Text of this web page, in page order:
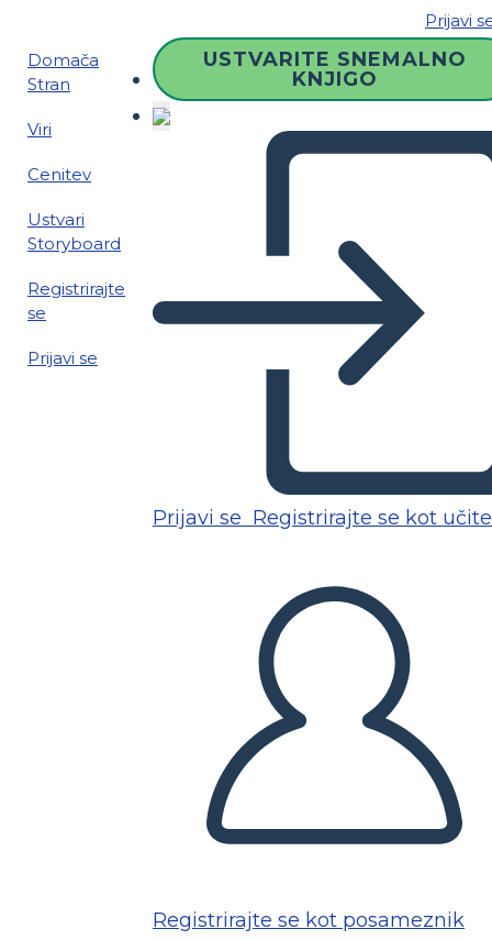
Prijavi
Domača
Stran
Viri
Cenitev
Ustvari
Storyboard
Registrirajte
se
Prijavi se
USTVARITE SNEMALNO
KNJIGO
Prijavi se Registrirajte se kot
Registrirajte se kot posameznik